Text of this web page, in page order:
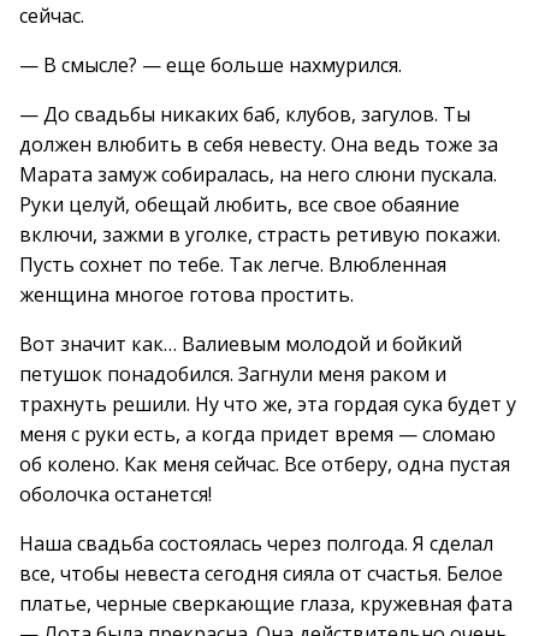
сейчас.
— В смысле? — еще больше нахмурился.
— До свадьбы никаких баб, клубов, загулов. Ты
должен влюбить в себя невесту. Она ведь тоже за
Марата замуж собиралась, на него слюни пускала.
Руки целуй, обещай любить, все свое обаяние
включи, зажми в уголке, страсть ретивую покажи.
Пусть сохнет по тебе. Так легче. Влюбленная
женщина многое готова простить.
Вот значит как… Валиевым молодой и бойкий
петушок понадобился. Загнули меня раком и
трахнуть решили. Ну что же, эта гордая сука будет у
меня с руки есть, а когда придет время — сломаю
об колено. Как меня сейчас. Все отберу, одна пустая
оболочка останется!
Наша свадьба состоялась через полгода. Я сделал
все, чтобы невеста сегодня сияла от счастья. Белое
платье, черные сверкающие глаза, кружевная фата